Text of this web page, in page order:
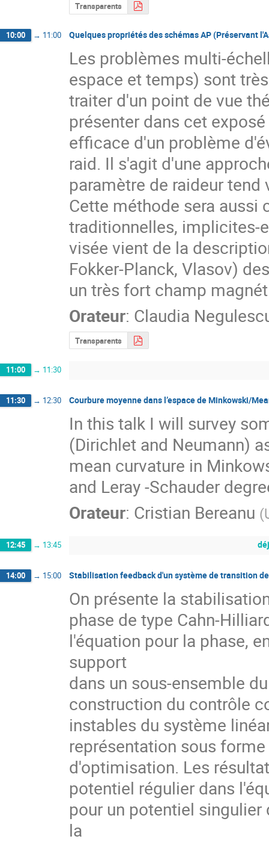
Transparents
10:00 → 11:00 Quelques propriétés des schémas AP (Préservant
Les problèmes multi-
espace et temps) sont
traiter d'un point de vue
présenter dans cet
efficace d'un problème
raid. Il s'agit d'une
paramètre de raideur
Cette méthode sera aussi
traditionnelles, implicites-
visée vient de la
Fokker-Planck, Vlasov)
un très fort champ
Orateur: Claudia
Transparents
11:00 → 11:30
11:30 → 12:30 Courbure moyenne dans l’espace de Minkowski/
In this talk I will survey
(Dirichlet and Neumann)
mean curvature in
and Leray -Schauder
Orateur: Cristian Bereanu (
12:45 → 13:45
14:00 → 15:00 Stabilisation feedback d'un système de transition
On présente la
phase de type Cahn-
l'équation pour la phase,
support
dans un sous-ensemble
construction du contrôle
instables du système
représentation sous
d'optimisation. Les
potentiel régulier dans
pour un potentiel
la